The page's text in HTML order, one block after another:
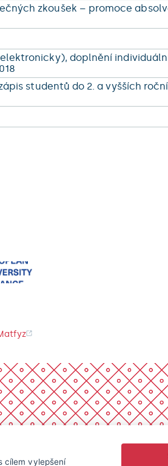
zkoušek – promoce
doplnění
studentů do 2. a vyšších
cílem vylepšení